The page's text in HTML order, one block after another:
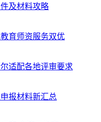
及材料攻略
育师资服务双优
适配各地评审要求
报材料新汇总